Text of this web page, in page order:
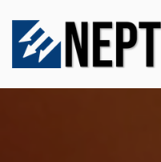
content